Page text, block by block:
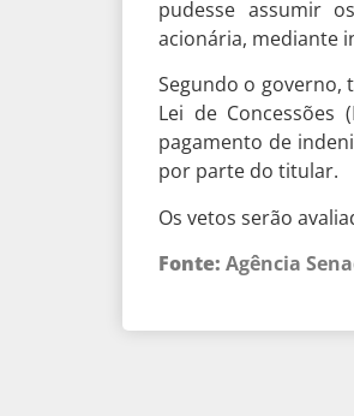
pudesse assumir
acionária, mediante
Segundo o governo,
Lei de Concessões (
pagamento de
por parte do titular.
Os vetos serão
Fonte: Agência